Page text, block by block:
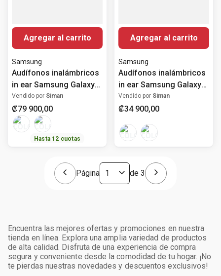
Agregar al carrito
Samsung
Audífonos inalámbricos
in ear Samsung Galaxy
buds 3 FE con ANC
Vendido por Siman
₡79 900,00
Hasta 12 cuotas
Agregar al carrito
Samsung
Audífonos inalámbricos
in ear Samsung Galaxy
Buds Core con ANC
Vendido por Siman
₡34 900,00
Página de 3
Encuentra las mejores ofertas y promociones en nuestra
tienda en línea. Explora una amplia variedad de productos
de alta calidad. Disfruta de una experiencia de compra
segura y conveniente desde la comodidad de tu hogar. ¡No
te pierdas nuestras novedades y descuentos exclusivos!